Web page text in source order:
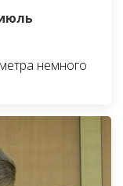
немного